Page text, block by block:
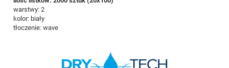
warstwy: 2
kolor: biały
tłoczenie: wave